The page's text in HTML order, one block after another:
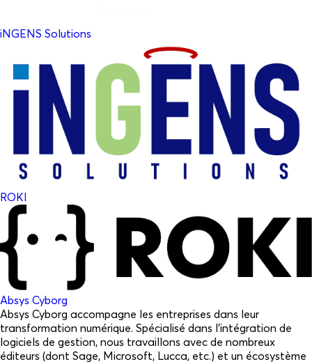
iNGENS Solutions
ROKI
Absys Cyborg
Absys Cyborg accompagne les entreprises dans leur
transformation numérique. Spécialisé dans l’intégration de
logiciels de gestion, nous travaillons avec de nombreux
éditeurs (dont Sage, Microsoft, Lucca, etc.) et un écosystème